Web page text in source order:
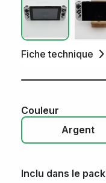
Fiche technique
Couleur
Argent
Inclu dans le pack